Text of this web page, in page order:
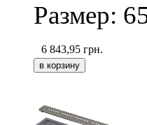
Размер:
6 843,95 грн.